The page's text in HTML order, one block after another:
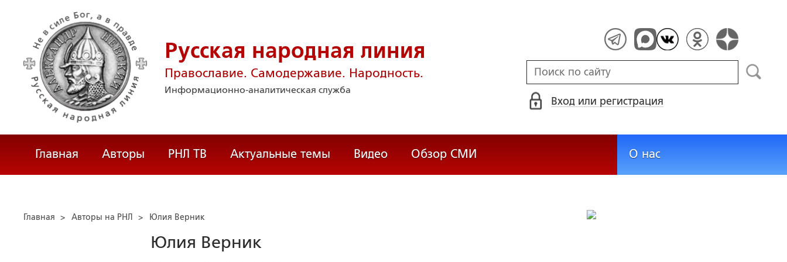
Русская народная линия
Православие. Самодержавие. Народность.
Информационно-аналитическая служба
Вход или регистрация
Главная Авторы РНЛ ТВ Актуальные темы Видео Обзор СМИ О нас
Главная > Авторы на РНЛ > Юлия Верник
Юлия Верник